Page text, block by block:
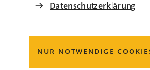
Datenschutzerklärung
NUR NOTWENDIGE
CORONATION DAY
Coburg